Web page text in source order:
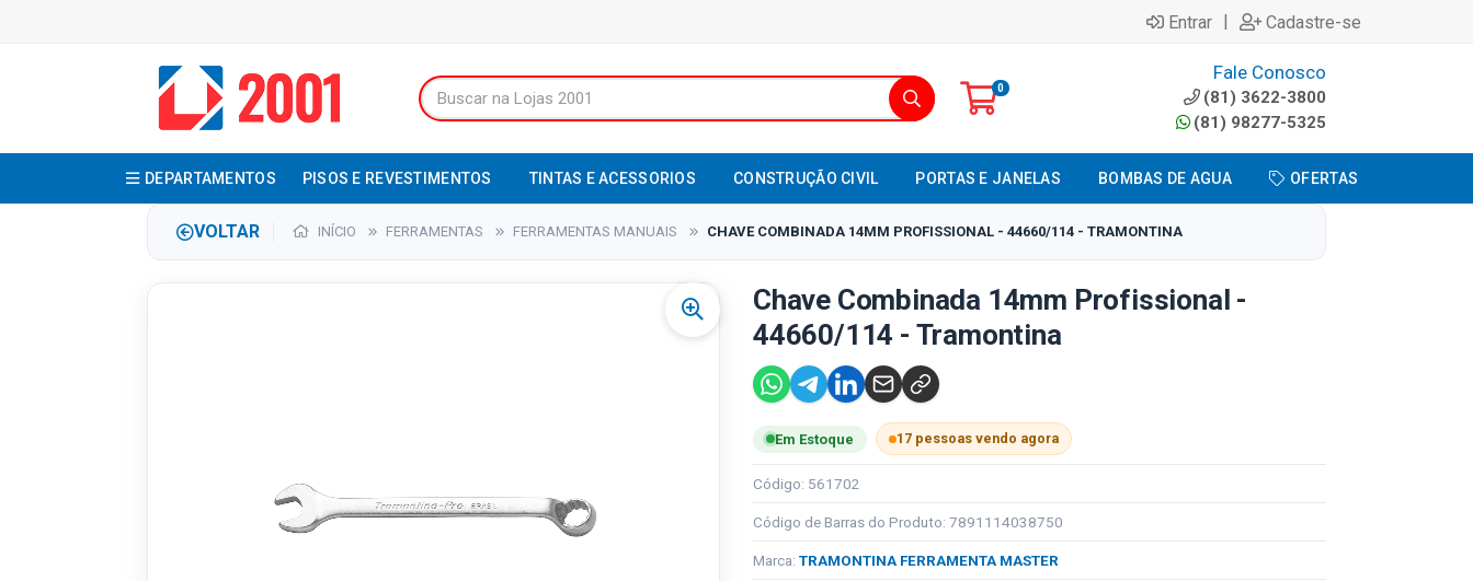
Entrar | Cadastre-se
0
Fale Conosco
(81) 3622-3800
(81) 98277-5325
DEPARTAMENTOS PISOS E REVESTIMENTOS TINTAS E ACESSORIOS CONSTRUÇÃO CIVIL PORTAS E JANELAS BOMBAS DE AGUA OFERTAS
VOLTAR INÍCIO FERRAMENTAS FERRAMENTAS MANUAIS CHAVE COMBINADA 14MM PROFISSIONAL - 44660/114 - TRAMONTINA
Chave Combinada 14mm Profissional -
44660/114 - Tramontina
Em Estoque 17 pessoas vendo agora
Código: 561702
Código de Barras do Produto: 7891114038750
Marca: TRAMONTINA FERRAMENTA MASTER